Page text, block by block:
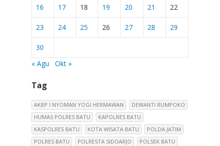
16 17 18 19 20 21 22
23 24 25 26 27 28 29
30
« Agu
Okt »
Tag
AKBP I NYOMAN YOGI HERMAWAN
DEWANTI RUMPOKO
HUMAS POLRES BATU
KAPOLRES BATU
KASPOLRES BATU
KOTA WISATA BATU
POLDA JATIM
POLRES BATU
POLRESTA SIDOARJO POLSEK BATU